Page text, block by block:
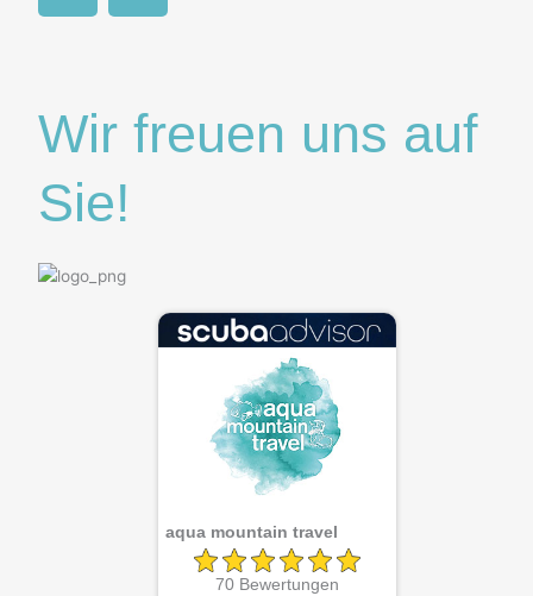
o
o
k
g
r
Wir freuen uns auf
Sie!
aqua mountain travel
70 Bewertungen